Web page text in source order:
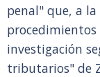
penal" que, a
procedimientos
investigación
tributarios" de